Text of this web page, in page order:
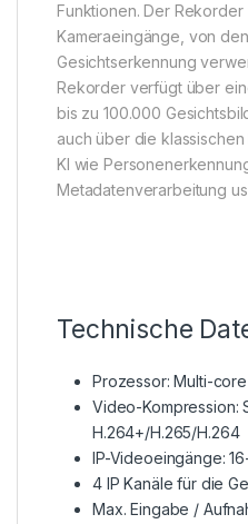
Funktionen. Der
Kameraeingänge, von
Gesichtserkennung
Rekorder verfügt über
bis zu 100.000
auch über die
KI wie
Metadatenverarbeitung
Technische
Prozessor: Multi-
Video-Kompression:
H.264+/H.265/H.264
IP-Videoeingänge:
4 IP Kanäle für die
Max. Eingabe /